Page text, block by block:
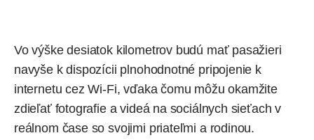
Vo výške desiatok kilometrov budú mať pasažieri
navyše k dispozícii plnohodnotné pripojenie k
internetu cez Wi-Fi, vďaka čomu môžu okamžite
zdieľať fotografie a videá na sociálnych sieťach v
reálnom čase so svojimi priateľmi a rodinou.